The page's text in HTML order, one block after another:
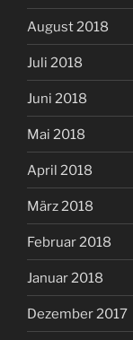
August 2018
Juli 2018
Juni 2018
Mai 2018
April 2018
März 2018
Februar 2018
Januar 2018
Dezember 2017